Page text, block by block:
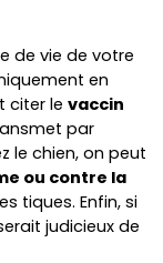
de vie de votre
en
citer le vaccin
par
le chien, on peut
ou contre la
tiques. Enfin, si
judicieux de